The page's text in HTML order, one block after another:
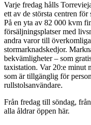
Varje fredag hålls
ett av de största centren
På en yta av 82 000 kvm
försäljningsplatser med
andra varor till
stormarknadskedjor.
bekvämligheter – som
taxistation. Var 20:e minut
som är tillgänglig för
rullstolsanvändare.
Från fredag till söndag,
alla åldrar öppen här.